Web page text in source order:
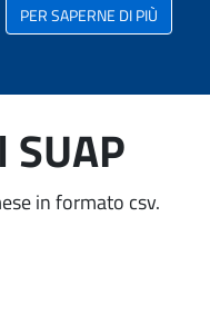
PER SAPERNE DI PIÙ
in formato csv.